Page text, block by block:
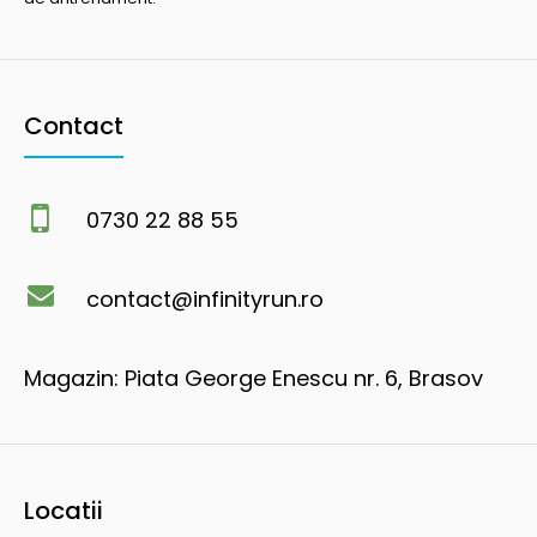
Contact
0730 22 88 55
contact@infinityrun.ro
Magazin: Piata George Enescu nr. 6, Brasov
Locatii